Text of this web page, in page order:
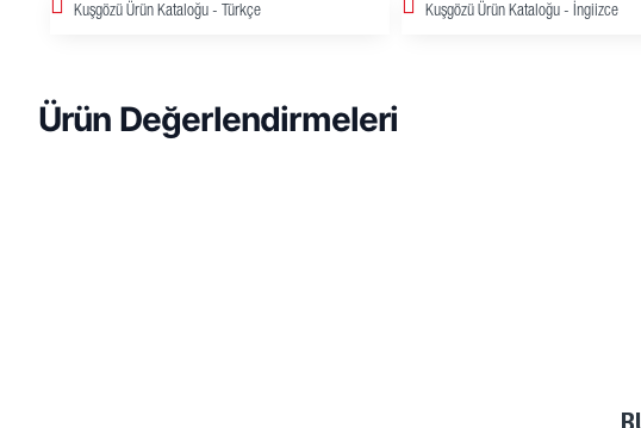
Kuşgözü Ürün Kataloğu - Türkçe Kuşgözü Ürün Kataloğu - İngiizce
Ürün Değerlendirmeleri